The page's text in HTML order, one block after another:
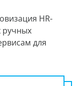
HR-
ручных
для